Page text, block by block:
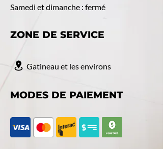
Samedi et dimanche : fermé
ZONE DE SERVICE
Gatineau et les environs
MODES DE PAIEMENT